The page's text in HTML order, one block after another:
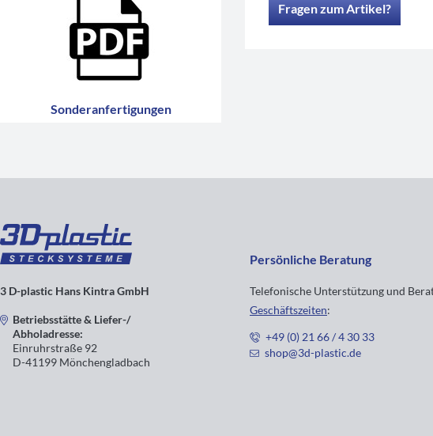
Sonderanfertigungen
Fragen zum Artikel?
3 D-plastic Hans Kintra GmbH
Betriebsstätte & Liefer-/
Abholadresse:
Einruhrstraße 92
D-41199 Mönchengladbach
Persönliche Beratung
Telefonische Unterstützung und
Geschäftszeiten:
+49 (0) 21 66 / 4 30 33
shop@3d-plastic.de